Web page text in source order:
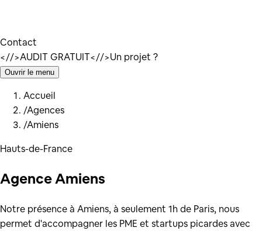
Contact
<//>AUDIT GRATUIT<//>Un projet ?
Ouvrir le menu
Accueil
/Agences
/Amiens
Hauts-de-France
AgenceAmiens
Notre présence à Amiens, à seulement 1h de Paris, nous
permet d'accompagner les PME et startups picardes avec